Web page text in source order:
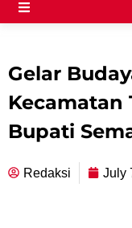
Gelar
Kecamatan
Bupati
Redaksi July